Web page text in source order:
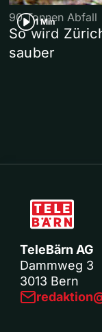
1 Min
90 Tonnen Abfall
So wird
sauber
TeleBärn AG
Dammweg 3
3013 Bern